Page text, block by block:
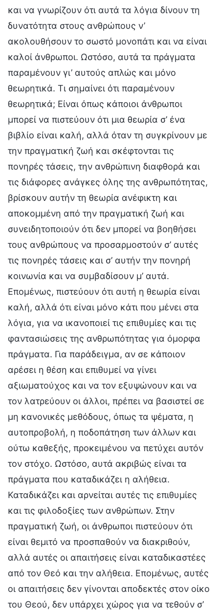
και να γνωρίζουν ότι αυτά τα λόγια δίνουν τη
δυνατότητα στους ανθρώπους ν’
ακολουθήσουν το σωστό μονοπάτι και να είναι
καλοί άνθρωποι. Ωστόσο, αυτά τα πράγματα
παραμένουν γι’ αυτούς απλώς και μόνο
θεωρητικά. Τι σημαίνει ότι παραμένουν
θεωρητικά; Είναι όπως κάποιοι άνθρωποι
μπορεί να πιστεύουν ότι μια θεωρία σ’ ένα
βιβλίο είναι καλή, αλλά όταν τη συγκρίνουν με
την πραγματική ζωή και σκέφτονται τις
πονηρές τάσεις, την ανθρώπινη διαφθορά και
τις διάφορες ανάγκες όλης της ανθρωπότητας,
βρίσκουν αυτήν τη θεωρία ανέφικτη και
αποκομμένη από την πραγματική ζωή και
συνειδητοποιούν ότι δεν μπορεί να βοηθήσει
τους ανθρώπους να προσαρμοστούν σ’ αυτές
τις πονηρές τάσεις και σ’ αυτήν την πονηρή
κοινωνία και να συμβαδίσουν μ’ αυτά.
Επομένως, πιστεύουν ότι αυτή η θεωρία είναι
καλή, αλλά ότι είναι μόνο κάτι που μένει στα
λόγια, για να ικανοποιεί τις επιθυμίες και τις
φαντασιώσεις της ανθρωπότητας για όμορφα
πράγματα. Για παράδειγμα, αν σε κάποιον
αρέσει η θέση και επιθυμεί να γίνει
αξιωματούχος και να τον εξυψώνουν και να
τον λατρεύουν οι άλλοι, πρέπει να βασιστεί σε
μη κανονικές μεθόδους, όπως τα ψέματα, η
αυτοπροβολή, η ποδοπάτηση των άλλων και
ούτω καθεξής, προκειμένου να πετύχει αυτόν
τον στόχο. Ωστόσο, αυτά ακριβώς είναι τα
πράγματα που καταδικάζει η αλήθεια.
Καταδικάζει και αρνείται αυτές τις επιθυμίες
και τις φιλοδοξίες των ανθρώπων. Στην
πραγματική ζωή, οι άνθρωποι πιστεύουν ότι
είναι θεμιτό να προσπαθούν να διακριθούν,
αλλά αυτές οι απαιτήσεις είναι καταδικαστέες
από τον Θεό και την αλήθεια. Επομένως, αυτές
οι απαιτήσεις δεν γίνονται αποδεκτές στον οίκο
του Θεού, δεν υπάρχει χώρος για να τεθούν σ’